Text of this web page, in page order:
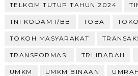
TELKOM TUTUP TAHUN 2024
TNI KODAM I/BB TOBA
TOKOH MASYARAKAT
TRANSFORMASI TRI IBADAH
UMKM UMKM BINAAN UMRAH